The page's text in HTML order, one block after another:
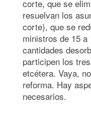
corte, que se
resuelvan los
corte), que se
ministros de 15 a
cantidades
participen los
etcétera. Vaya,
reforma. Hay
necesarios.